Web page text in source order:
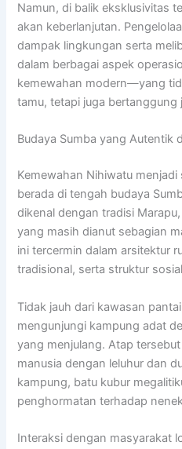
Namun, di balik eksklusivitas
akan keberlanjutan.
dampak lingkungan serta
dalam berbagai aspek
kemewahan modern—yang
tamu, tetapi juga bertanggung
Budaya Sumba yang Autentik
Kemewahan Nihiwatu
berada di tengah budaya
dikenal dengan tradisi
yang masih dianut sebagian
ini tercermin dalam arsitektur
tradisional, serta struktur
Tidak jauh dari kawasan
mengunjungi kampung adat
yang menjulang. Atap
manusia dengan leluhur dan
kampung, batu kubur
penghormatan terhadap
Interaksi dengan masyarakat